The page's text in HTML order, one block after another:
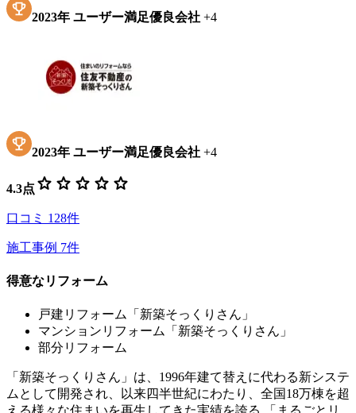
2023年 ユーザー満足優良会社 +4
2023年 ユーザー満足優良会社 +4
4.3点 star star star star star
口コミ 128件
施工事例 7件
得意なリフォーム
戸建リフォーム「新築そっくりさん」
マンションリフォーム「新築そっくりさん」
部分リフォーム
「新築そっくりさん」は、1996年建て替えに代わる新システ
ムとして開発され、以来四半世紀にわたり、全国18万棟を超